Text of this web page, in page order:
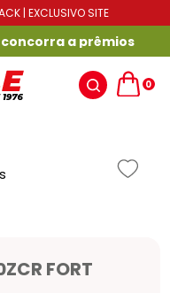
| EXCLUSIVO SITE
concorra a prêmios
0
FORT